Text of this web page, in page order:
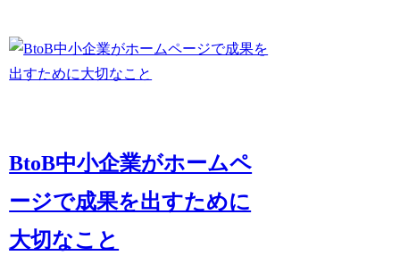
BtoB中小企業がホームペ
ージで成果を出すために
大切なこと